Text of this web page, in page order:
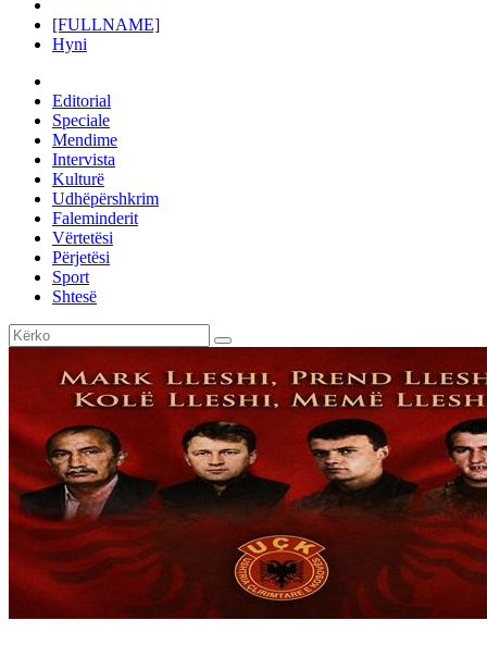
[FULLNAME]
Hyni
Editorial
Speciale
Mendime
Intervista
Kulturë
Udhëpërshkrim
Faleminderit
Vërtetësi
Përjetësi
Sport
Shtesë